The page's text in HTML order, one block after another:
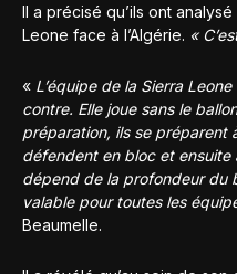
Il a précisé qu’ils ont
Leone face à l’Algérie. «
« L’équipe de la Sierra
contre. Elle joue sans le
préparation, ils se préparent
défendent en bloc et
dépend de la profondeur du
valable pour toutes les
Beaumelle.